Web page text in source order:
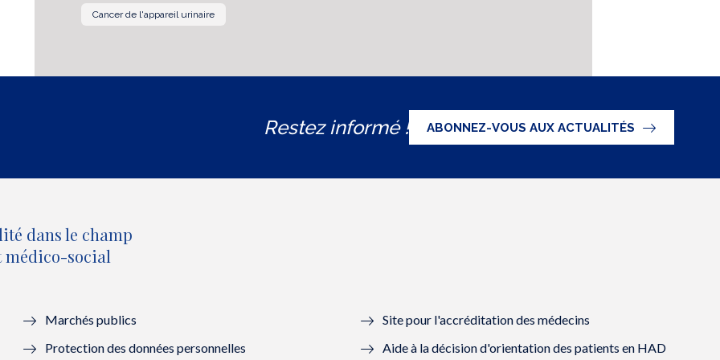
Cancer de l'appareil urinaire
Restez informé ! ABONNEZ-VOUS AUX ACTUALITÉS
dans le champ
médico-social
Marchés publics
Protection des données personnelles
Site pour l'accréditation des médecins
Aide à la décision d'orientation des patients en HAD